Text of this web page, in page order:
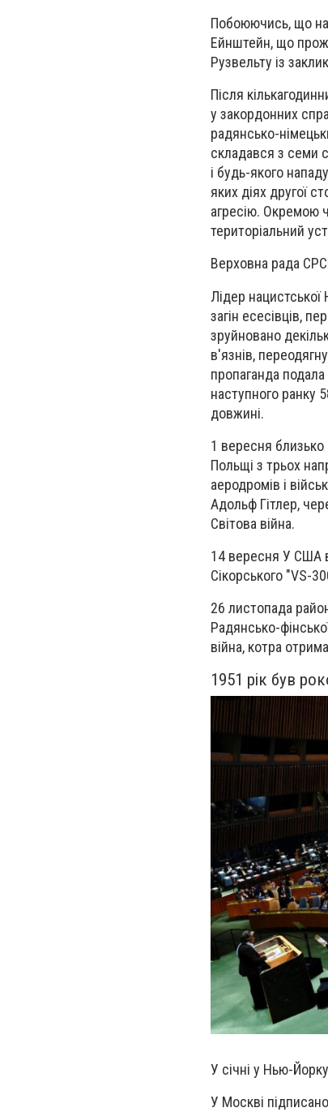
Побоюючись, що
Ейнштейн, що
Рузвельту із
Після
у закордонних
радянсько-
складався з семи
і будь-якого
яких діях другої
агресію. Окремою
територіальний
Верховна рада
Лідер
загін есесівців,
зруйновано
в'язнів,
пропаганда
наступного ранку
довжині.
1 вересня близько
Польщі з трьох
аеродромів і
Адольф Гітлер,
Світова війна.
14 вересня У США в
Сікорського "VS-
26 листопада
Радянсько-
війна, котра
1951 рік був
У січні у Нью-
У Москві